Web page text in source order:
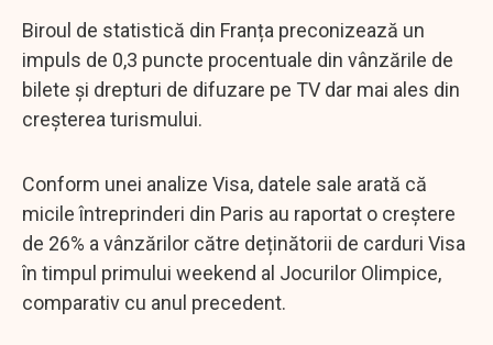
Biroul de statistică din Franța preconizează un
impuls de 0,3 puncte procentuale din vânzările de
bilete și drepturi de difuzare pe TV dar mai ales din
creșterea turismului.
Conform unei analize Visa, datele sale arată că
micile întreprinderi din Paris au raportat o creștere
de 26% a vânzărilor către deținătorii de carduri Visa
în timpul primului weekend al Jocurilor Olimpice,
comparativ cu anul precedent.